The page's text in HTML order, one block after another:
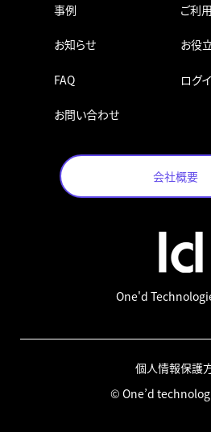
事例 ご利
お知らせ お役
FAQ ログ
お問い合わせ
会社概要
One'd
個人情報保護
© One’d